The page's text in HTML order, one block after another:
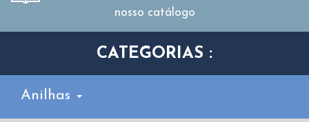
nosso catálogo
CATEGORIAS :
Anilhas